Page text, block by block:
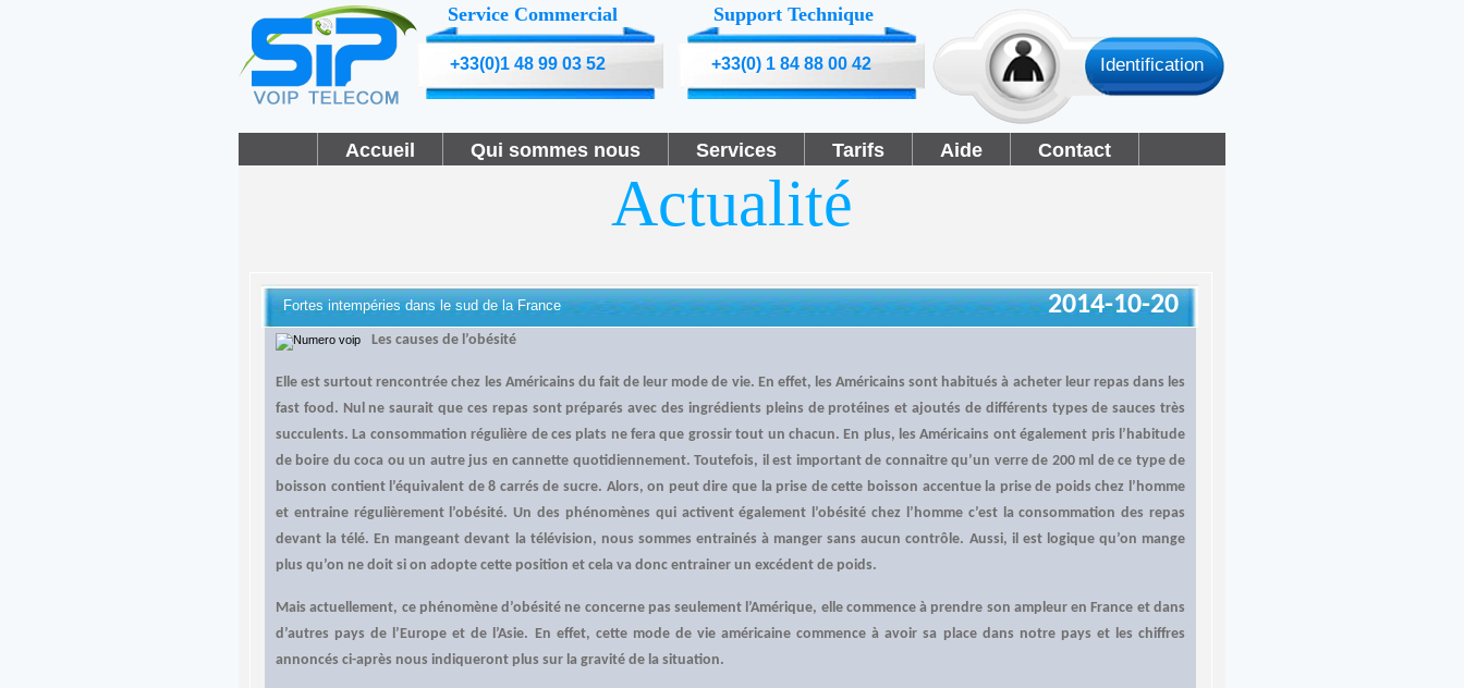
+33(0)1 48 99 03 52
Service Commercial
+33(0) 1 84 88 00 42
Support Technique
Identification
Accueil Qui sommes nous Services Tarifs Aide Contact
Actualité
Fortes intempéries dans le sud de la France 2014-10-20
Les causes de l’obésité
Elle est surtout rencontrée chez les Américains du fait de leur mode de vie. En effet, les Américains sont habitués à acheter leur repas dans les
fast food. Nul ne saurait que ces repas sont préparés avec des ingrédients pleins de protéines et ajoutés de différents types de sauces très
succulents. La consommation régulière de ces plats ne fera que grossir tout un chacun. En plus, les Américains ont également pris l’habitude
de boire du coca ou un autre jus en cannette quotidiennement. Toutefois, il est important de connaitre qu’un verre de 200 ml de ce type de
boisson contient l’équivalent de 8 carrés de sucre. Alors, on peut dire que la prise de cette boisson accentue la prise de poids chez l’homme
et entraine régulièrement l’obésité. Un des phénomènes qui activent également l’obésité chez l’homme c’est la consommation des repas
devant la télé. En mangeant devant la télévision, nous sommes entrainés à manger sans aucun contrôle. Aussi, il est logique qu’on mange
plus qu’on ne doit si on adopte cette position et cela va donc entrainer un excédent de poids.
Mais actuellement, ce phénomène d’obésité ne concerne pas seulement l’Amérique, elle commence à prendre son ampleur en France et dans
d’autres pays de l’Europe et de l’Asie. En effet, cette mode de vie américaine commence à avoir sa place dans notre pays et les chiffres
annoncés ci-après nous indiqueront plus sur la gravité de la situation.